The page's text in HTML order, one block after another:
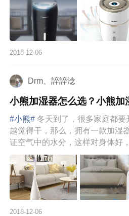
2018-12-06
Drm、誶誶淰
小熊加湿器怎么选？小熊加
#小熊# 冬天到了，很多家庭都
越觉得干，那么，拥有一款加湿
证空气中的水分，这样对身体好
多加湿器的品牌，...
2018-12-06